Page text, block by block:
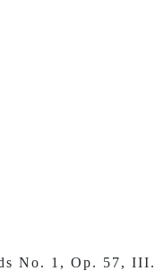
No. 1, Op. 57,